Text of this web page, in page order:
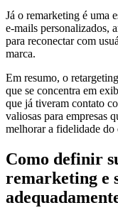
Já o remarketing é uma
e-mails personalizados,
para reconectar com
marca.
Em resumo, o
que se concentra em
que já tiveram contato
valiosas para empresas
melhorar a fidelidade do
Como definir
remarketing e